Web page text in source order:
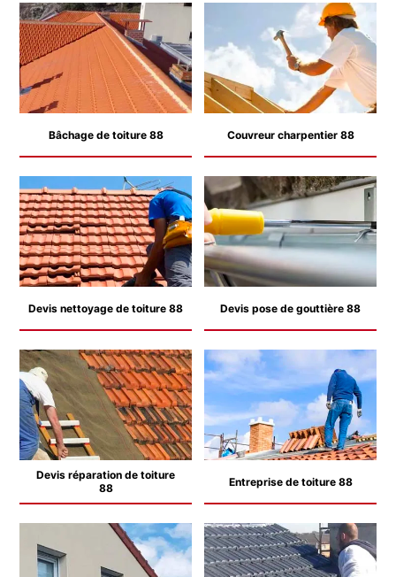
Bâchage de toiture 88 Couvreur charpentier 88
Devis nettoyage de toiture 88 Devis pose de gouttière 88
Devis réparation de toiture
88
Entreprise de toiture 88